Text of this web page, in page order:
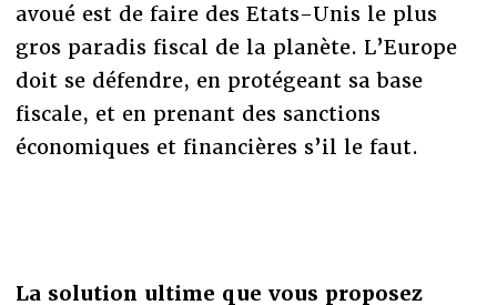
avoué est de faire des Etats-Unis le plus
gros paradis fiscal de la planète. L’Europe
doit se défendre, en protégeant sa base
fiscale, et en prenant des sanctions
économiques et financières s’il le faut.
La solution ultime que vous proposez